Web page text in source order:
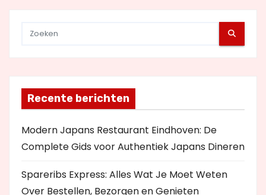
Recente berichten
Modern Japans Restaurant Eindhoven: De
Complete Gids voor Authentiek Japans Dineren
Spareribs Express: Alles Wat Je Moet Weten
Over Bestellen, Bezorgen en Genieten